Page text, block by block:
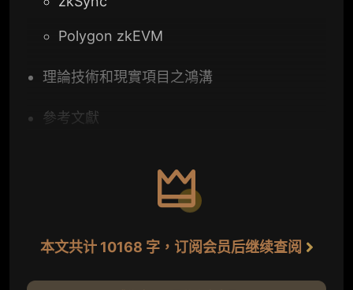
Polygon zkEVM
理論技術和現實項目之鴻溝
參考文獻
本文共计 10168 字，订阅会员后继续查阅